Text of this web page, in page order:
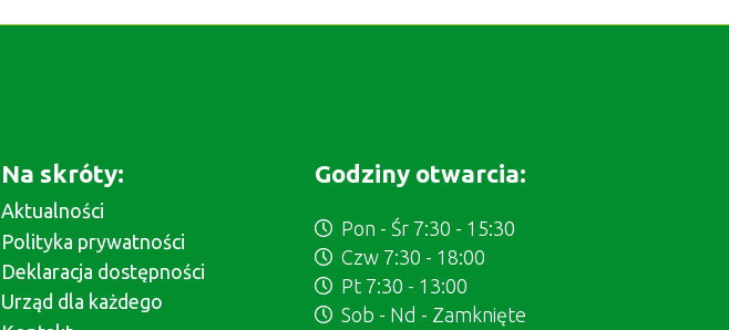
Na skróty:
Aktualności
Polityka prywatności
Deklaracja dostępności
Urząd dla każdego
Godziny otwarcia:
Pon - Śr 7:30 - 15:30
Czw 7:30 - 18:00
Pt 7:30 - 13:00
Sob - Nd - Zamknięte